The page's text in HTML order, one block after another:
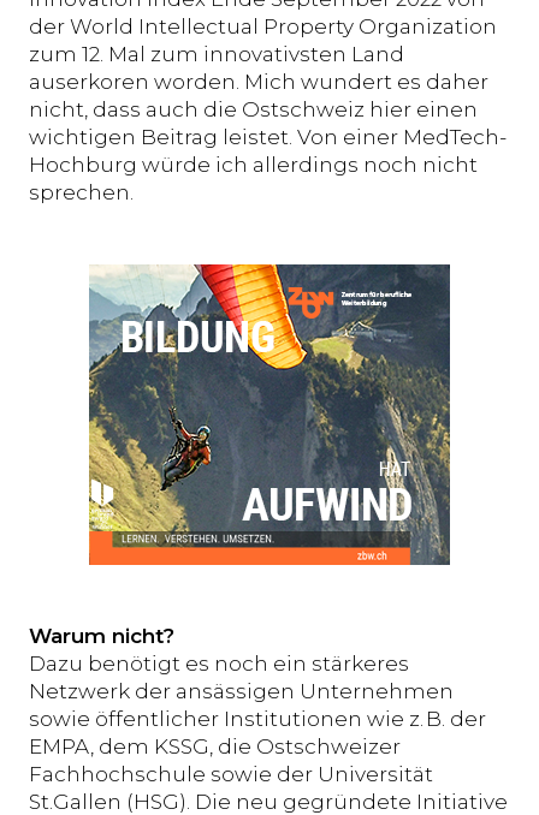
der World Intellectual Property Organization
zum 12. Mal zum innovativsten Land
auserkoren worden. Mich wundert es daher
nicht, dass auch die Ostschweiz hier einen
wichtigen Beitrag leistet. Von einer MedTech-
Hochburg würde ich allerdings noch nicht
sprechen.
Warum nicht?
Dazu benötigt es noch ein stärkeres
Netzwerk der ansässigen Unternehmen
sowie öffentlicher Institutionen wie z. B. der
EMPA, dem KSSG, die Ostschweizer
Fachhochschule sowie der Universität
St.Gallen (HSG). Die neu gegründete Initiative